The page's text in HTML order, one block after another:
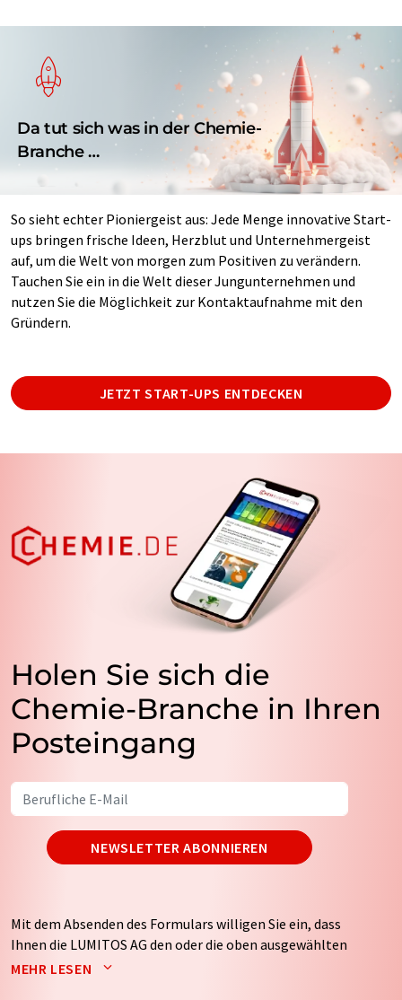
Da tut sich was in der Chemie-
Branche …
So sieht echter Pioniergeist aus: Jede Menge innovative Start-
ups bringen frische Ideen, Herzblut und Unternehmergeist
auf, um die Welt von morgen zum Positiven zu verändern.
Tauchen Sie ein in die Welt dieser Jungunternehmen und
nutzen Sie die Möglichkeit zur Kontaktaufnahme mit den
Gründern.
JETZT START-UPS ENTDECKEN
Holen Sie sich die
Chemie-Branche in Ihren
Posteingang
NEWSLETTER ABONNIEREN
Mit dem Absenden des Formulars willigen Sie ein, dass
Ihnen die LUMITOS AG den oder die oben ausgewählten
Newsletter per E-Mail zusendet. Ihre Daten werden
MEHR LESEN